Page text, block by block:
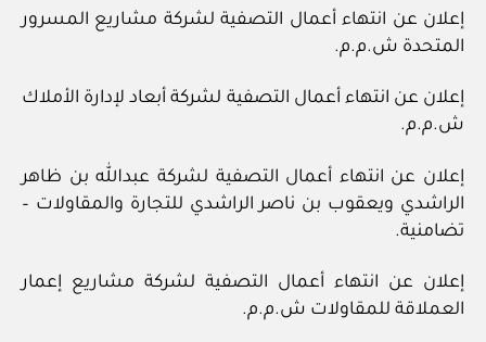
إعلان عن انتهاء أعمال التصفية لشركة مشاريع المسرور
المتحدة ش.م.م.
إعلان عن انتهاء أعمال التصفية لشركة أبعاد لإدارة الأملاك
ش.م.م.
إعلان عن انتهاء أعمال التصفية لشركة عبدالله بن ظاهر
الراشدي ويعقوب بن ناصر الراشدي للتجارة والمقاولات –
تضامنية.
إعلان عن انتهاء أعمال التصفية لشركة مشاريع إعمار
العملاقة للمقاولات ش.م.م.